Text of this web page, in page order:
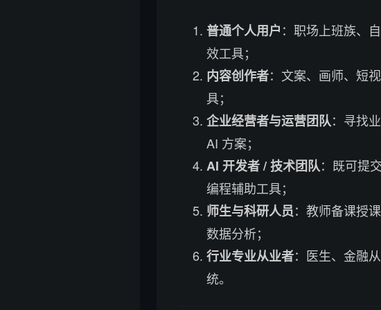
普通个人用户：职场上班族、
效工具；
内容创作者：文案、画师、短
具；
企业经营者与运营团队：寻找
AI 方案；
AI 开发者 / 技术团队：既可提
编程辅助工具；
师生与科研人员：教师备课授
数据分析；
行业专业从业者：医生、金融
统。